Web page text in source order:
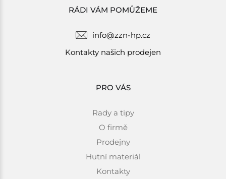
RÁDI VÁM POMŮŽEME
info@zzn-hp.cz
Kontakty našich prodejen
PRO VÁS
Rady a tipy
O firmě
Prodejny
Hutní materiál
Kontakty